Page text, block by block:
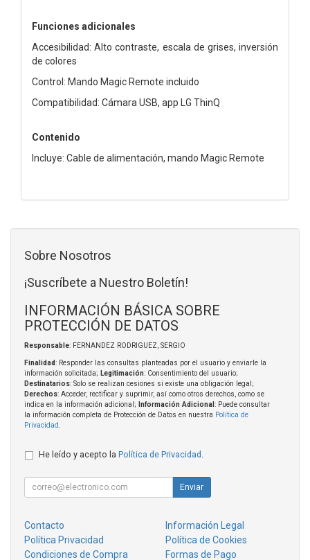
Funciones adicionales
Accesibilidad: Alto contraste, escala de grises, inversión
de colores
Control: Mando Magic Remote incluido
Compatibilidad: Cámara USB, app LG ThinQ
Contenido
Incluye: Cable de alimentación, mando Magic Remote
Sobre Nosotros
¡Suscríbete a Nuestro Boletín!
INFORMACIÓN BÁSICA SOBRE
PROTECCIÓN DE DATOS
Responsable: FERNANDEZ RODRIGUEZ, SERGIO
Finalidad: Responder las consultas planteadas por el usuario y enviarle la
información solicitada; Legitimación: Consentimiento del usuario;
Destinatarios: Solo se realizan cesiones si existe una obligación legal;
Derechos: Acceder, rectificar y suprimir, así como otros derechos, como se
indica en la información adicional;
Información Adicional : Puede consultar
la información completa de Protección de Datos en nuestra Política de
Privacidad
He leído y acepto la Política de Privacidad
Enviar
Contacto
Información Legal
Política Privacidad
Política de Cookies
Condiciones de Compra
Formas de Pago